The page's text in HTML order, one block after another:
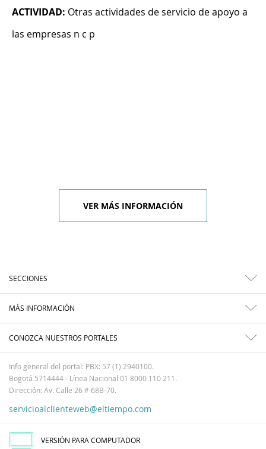
ACTIVIDAD: Otras actividades de servicio de apoyo a
las empresas n c p
VER MÁS INFORMACIÓN
SECCIONES
MÁS INFORMACIÓN
CONOZCA NUESTROS PORTALES
Info general del portal: PBX: 57 (1) 2940100.
Bogotá 5714444 - Línea Nacional 01 8000 110 211.
Dirección: Av. Calle 26 # 68B-70.
servicioalclienteweb@eltiempo.com
VERSIÓN PARA COMPUTADOR